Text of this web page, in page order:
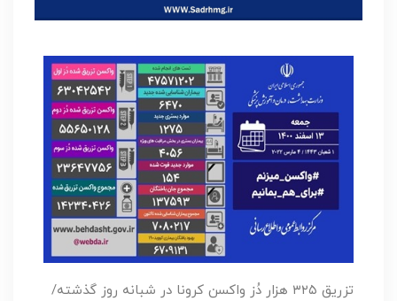
تزریق ۳۲۵ هزار دُز واکسن کرونا در شبانه روز گذشته/